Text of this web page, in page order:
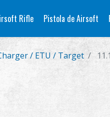
Rifle Pistola de Airsoft
/ ETU / Target